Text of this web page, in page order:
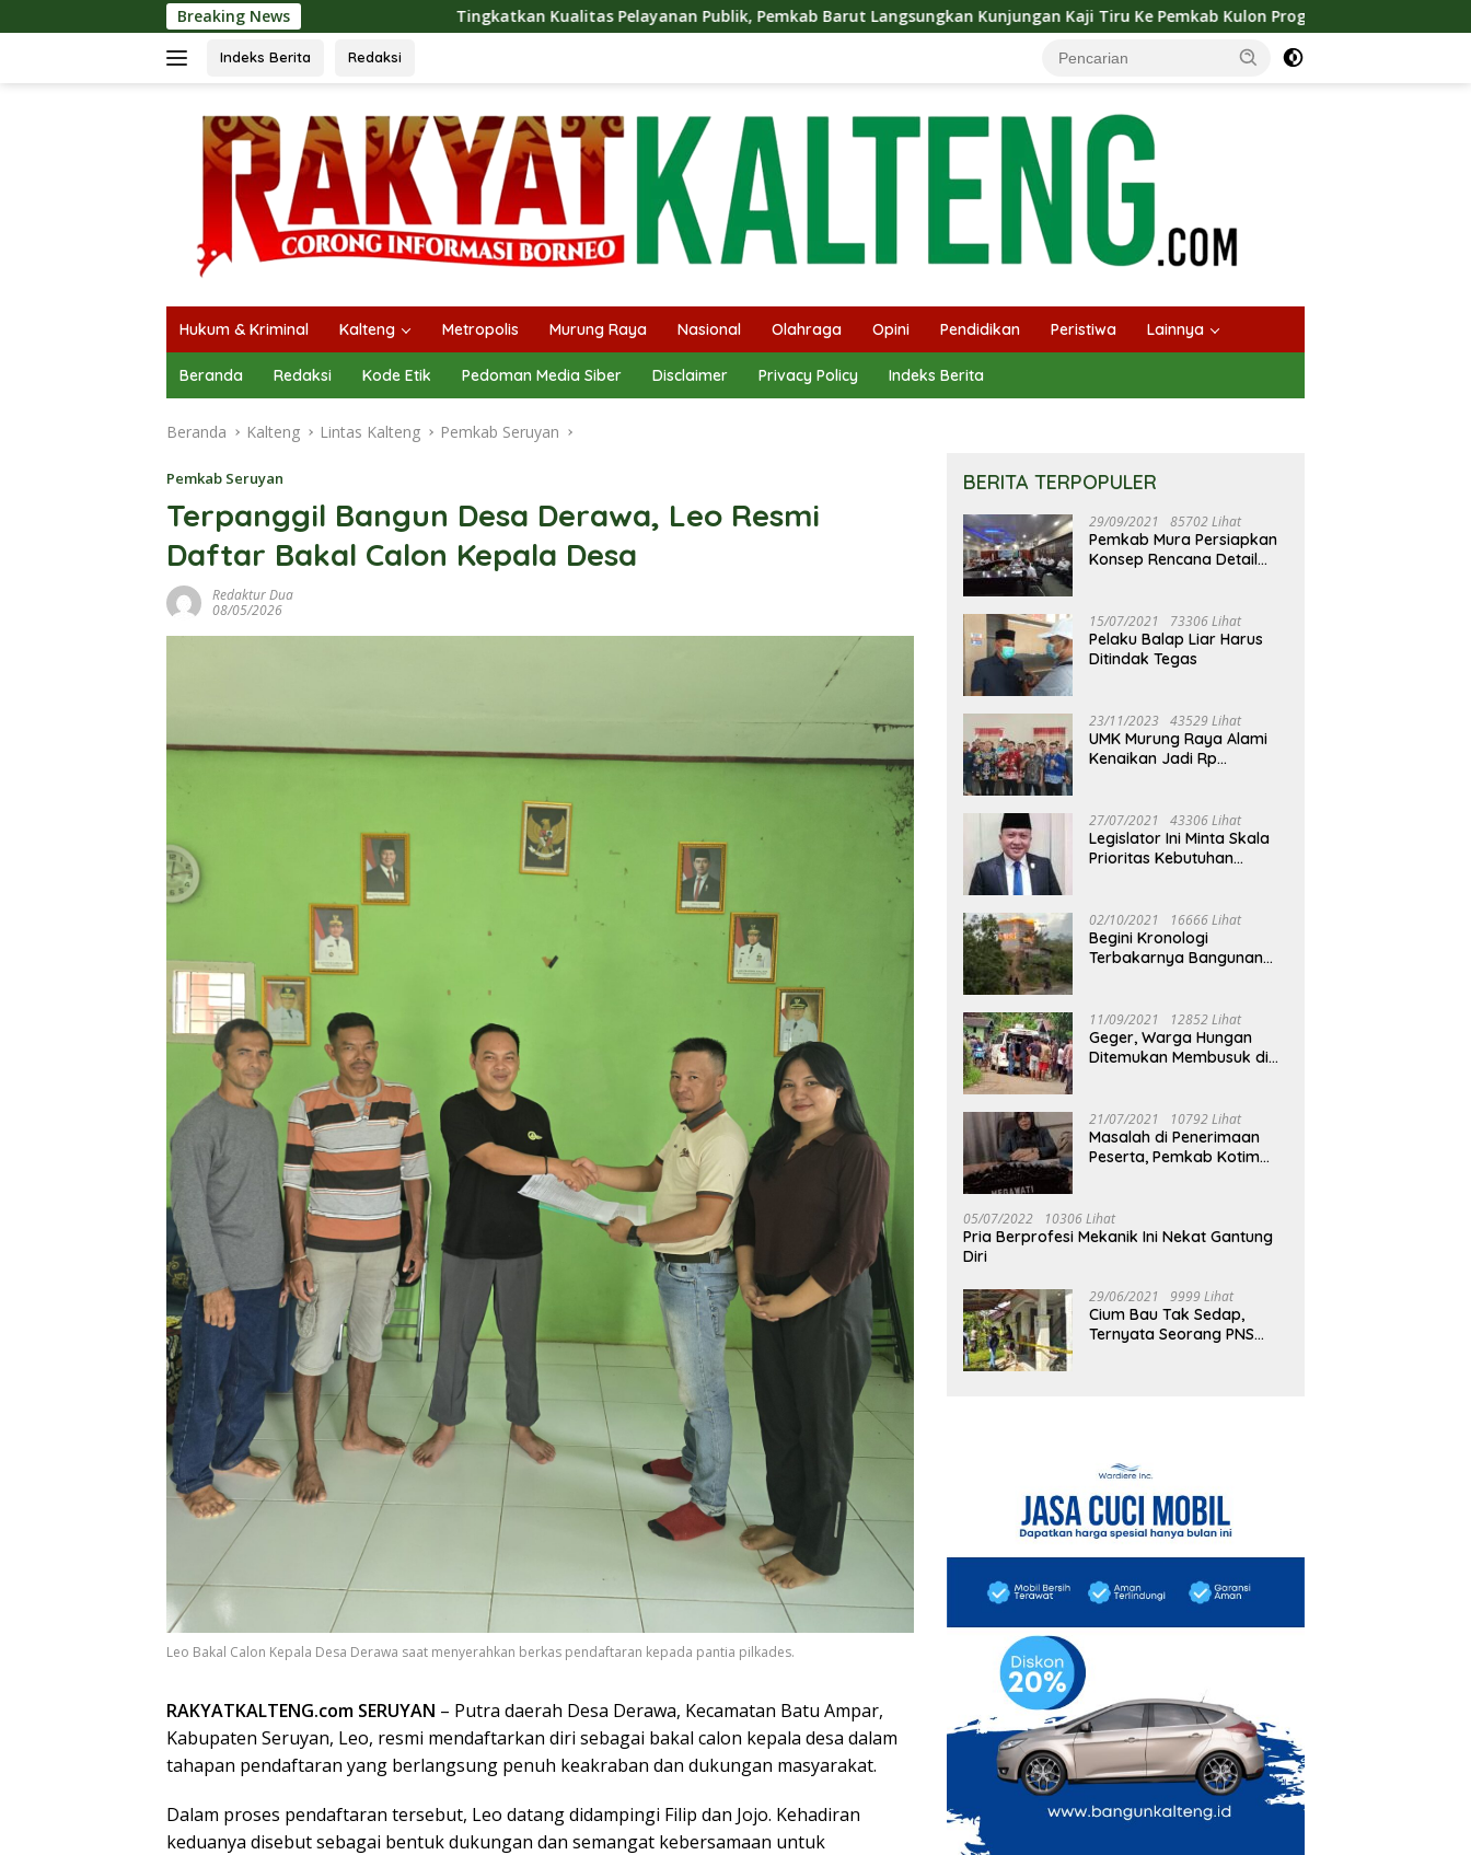
ke
Breaking NewsTingkatkan Kualitas Pelayanan Publik, Pemkab Barut Langsungkan Kunjungan Kaji Tiru Ke Pemkab Kulon Progo Langsungkan Kaji Tiru, Bupati
Indeks Berita Redaksi
Hukum & Kriminal Kalteng Metropolis Murung Raya Nasional Olahraga Opini Pendidikan Peristiwa Lainnya
Beranda Redaksi Kode Etik Pedoman Media Siber Disclaimer Privacy Policy Indeks Berita
Beranda Kalteng Lintas Kalteng Pemkab Seruyan
Pemkab Seruyan
Terpanggil Bangun Desa Derawa, Leo Resmi
Daftar Bakal Calon Kepala Desa
Redaktur Dua
08/05/2026
Leo Bakal Calon Kepala Desa Derawa saat menyerahkan berkas pendaftaran kepada pantia pilkades.
RAKYATKALTENG.com SERUYAN – Putra daerah Desa Derawa, Kecamatan Batu Ampar,
Kabupaten Seruyan, Leo, resmi mendaftarkan diri sebagai bakal calon kepala desa dalam
tahapan pendaftaran yang berlangsung penuh keakraban dan dukungan masyarakat.
Dalam proses pendaftaran tersebut, Leo datang didampingi Filip dan Jojo. Kehadiran
keduanya disebut sebagai bentuk dukungan dan semangat kebersamaan untuk
BERITA TERPOPULER
29/09/2021 85702 Lihat
Pemkab Mura Persiapkan
Konsep Rencana Detail
15/07/2021 73306 Lihat
Pelaku Balap Liar Harus
Ditindak Tegas
23/11/2023 43529 Lihat
UMK Murung Raya Alami
Kenaikan Jadi Rp
27/07/2021 43306 Lihat
Legislator Ini Minta Skala
Prioritas Kebutuhan
02/10/2021 16666 Lihat
Begini Kronologi
Terbakarnya Bangunan
11/09/2021 12852 Lihat
Geger, Warga Hungan
Ditemukan Membusuk di
21/07/2021 10792 Lihat
Masalah di Penerimaan
Peserta, Pemkab Kotim
05/07/2022 10306 Lihat
Pria Berprofesi Mekanik Ini Nekat Gantung
Diri
29/06/2021 9999 Lihat
Cium Bau Tak Sedap,
Ternyata Seorang PNS